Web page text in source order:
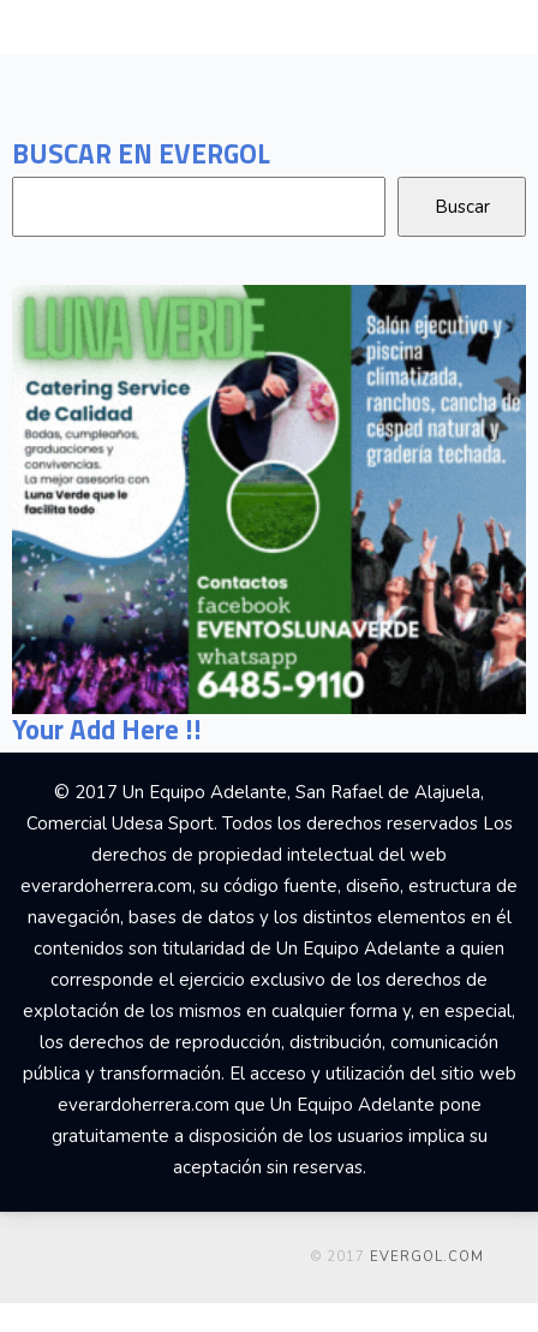
BUSCAR EN EVERGOL
Your Add Here !!
© 2017 Un Equipo Adelante, San Rafael de Alajuela,
Comercial Udesa Sport. Todos los derechos reservados Los
derechos de propiedad intelectual del web
everardoherrera.com, su código fuente, diseño, estructura de
navegación, bases de datos y los distintos elementos en él
contenidos son titularidad de Un Equipo Adelante a quien
corresponde el ejercicio exclusivo de los derechos de
explotación de los mismos en cualquier forma y, en especial,
los derechos de reproducción, distribución, comunicación
pública y transformación. El acceso y utilización del sitio web
everardoherrera.com que Un Equipo Adelante pone
gratuitamente a disposición de los usuarios implica su
aceptación sin reservas.
© 2017 EVERGOL.COM